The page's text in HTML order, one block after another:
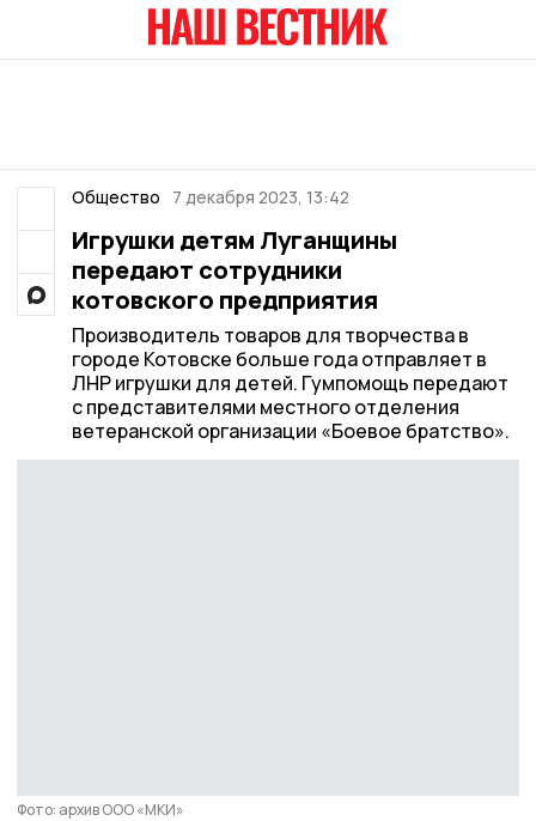
Общество 7 декабря 2023, 13:42
Игрушки детям Луганщины
передают сотрудники
котовского предприятия
Производитель товаров для творчества в
городе Котовске больше года отправляет в
ЛНР игрушки для детей. Гумпомощь передают
с представителями местного отделения
ветеранской организации «Боевое братство».
Фото: архив ООО «МКИ»